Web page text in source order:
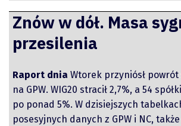
Znów w dół. Masa
przesilenia
Raport dnia Wtorek przyniósł
na GPW. WIG20 stracił 2,7%, a 54
po ponad 5%. W dzisiejszych
posesyjnych danych z GPW i NC,